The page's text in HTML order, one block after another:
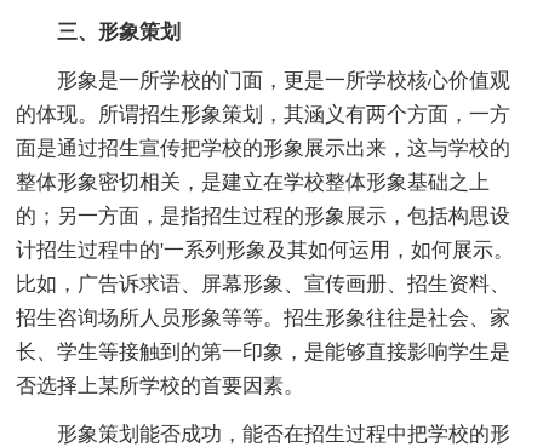
三、形象策划
形象是一所学校的门面，更是一所学校核心价值观
的体现。所谓招生形象策划，其涵义有两个方面，一方
面是通过招生宣传把学校的形象展示出来，这与学校的
整体形象密切相关，是建立在学校整体形象基础之上
的；另一方面，是指招生过程的形象展示，包括构思设
计招生过程中的'一系列形象及其如何运用，如何展示。
比如，广告诉求语、屏幕形象、宣传画册、招生资料、
招生咨询场所人员形象等等。招生形象往往是社会、家
长、学生等接触到的第一印象，是能够直接影响学生是
否选择上某所学校的首要因素。
形象策划能否成功，能否在招生过程中把学校的形